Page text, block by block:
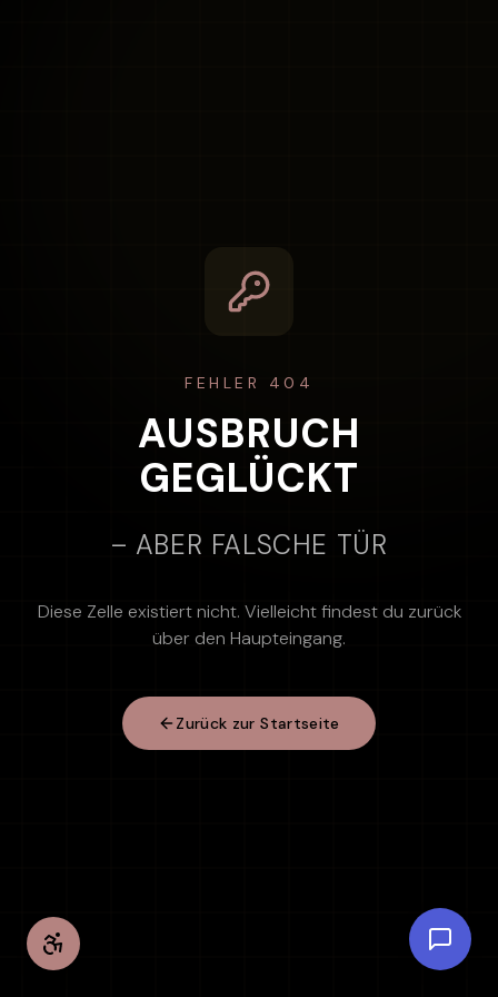
FEHLER 404
AUSBRUCH
GEGLÜCKT
– ABER FALSCHE TÜR
Diese Zelle existiert nicht. Vielleicht findest du zurück
über den Haupteingang.
Zurück zur Startseite